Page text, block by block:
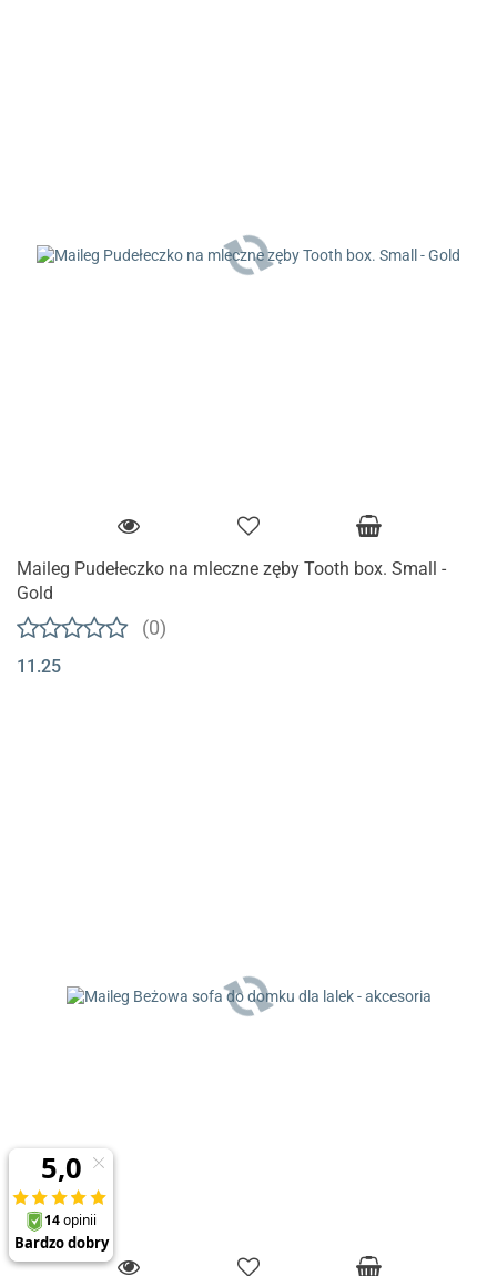
Maileg Pudełeczko na mleczne zęby Tooth box. Small -
Gold
(0)
11.25